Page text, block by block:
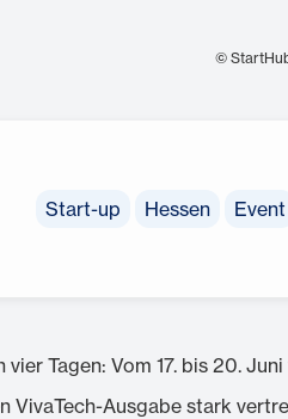
©
Start-up Hessen Event
Tagen: Vom 17. bis 20.
Ausgabe stark